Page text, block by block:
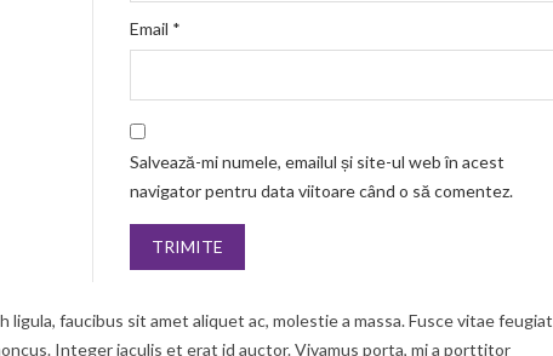
Email *
Salvează-mi numele, emailul și site-ul web în acest
navigator pentru data viitoare când o să comentez.
faucibus sit amet aliquet ac, molestie a massa. Fusce vitae feugiat
Integer iaculis et erat id auctor. Vivamus porta, mi a porttitor